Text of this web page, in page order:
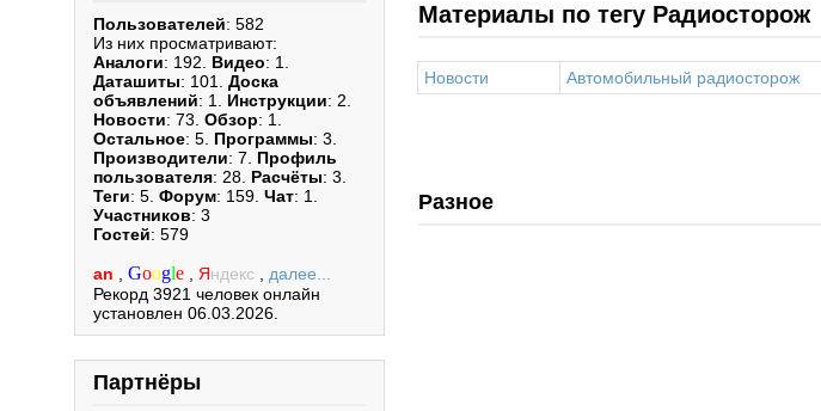
Пользователей: 582
Из них просматривают:
Аналоги: 192. Видео: 1.
Даташиты: 101. Доска
объявлений: 1. Инструкции: 2.
Новости: 73. Обзор: 1.
Остальное: 5. Программы: 3.
Производители: 7. Профиль
пользователя: 28. Расчёты: 3.
Теги: 5. Форум: 159. Чат: 1.
Участников: 3
Гостей: 579
an Google Яндекс
далее...
Рекорд 3921 человек онлайн
установлен 06.03.2026.
Партнёры
Материалы по тегу Радиосторож
Новости Автомобильный радиосторож
Разное